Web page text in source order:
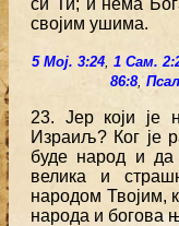
си Ти; и нема
својим ушима.
5 Мој. 3:24, 1 Сам.
86:8,
23. Јер који је
Израиљ? Ког је
буде народ и
велика и
народом Твојим,
народа и богова